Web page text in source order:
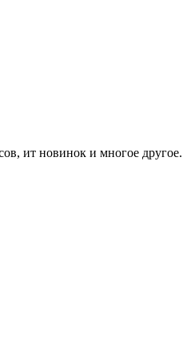
ит новинок и многое другое.